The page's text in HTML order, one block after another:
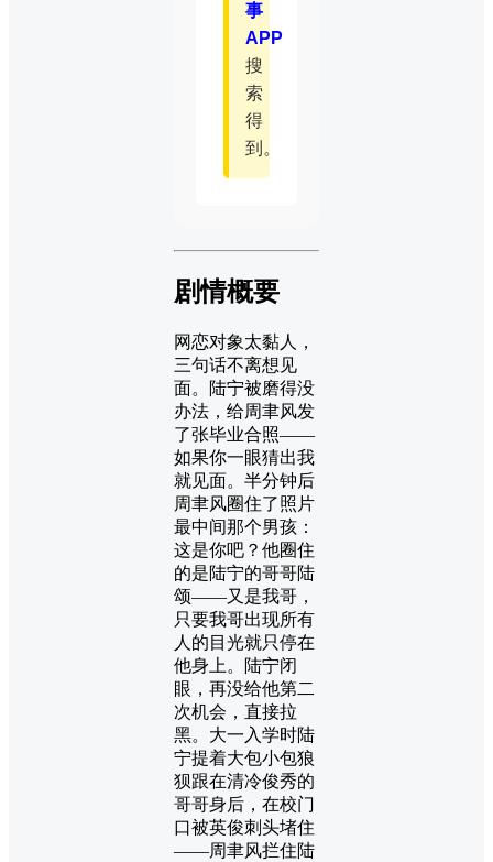
事
APP
搜
索
得
到。
剧情概要
网恋对象太黏人，
三句话不离想见
面。陆宁被磨得没
办法，给周聿风发
了张毕业合照——
如果你一眼猜出我
就见面。半分钟后
周聿风圈住了照片
最中间那个男孩：
这是你吧？他圈住
的是陆宁的哥哥陆
颂——又是我哥，
只要我哥出现所有
人的目光就只停在
他身上。陆宁闭
眼，再没给他第二
次机会，直接拉
黑。大一入学时陆
宁提着大包小包狼
狈跟在清冷俊秀的
哥哥身后，在校门
口被英俊刺头堵住
——周聿风拦住陆